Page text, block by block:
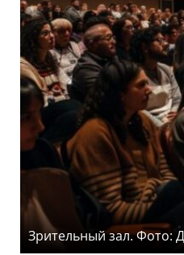
Зрительный зал. Фото: